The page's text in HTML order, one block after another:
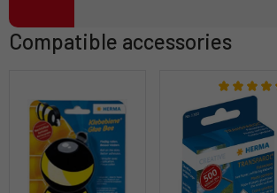
Compatible accessories